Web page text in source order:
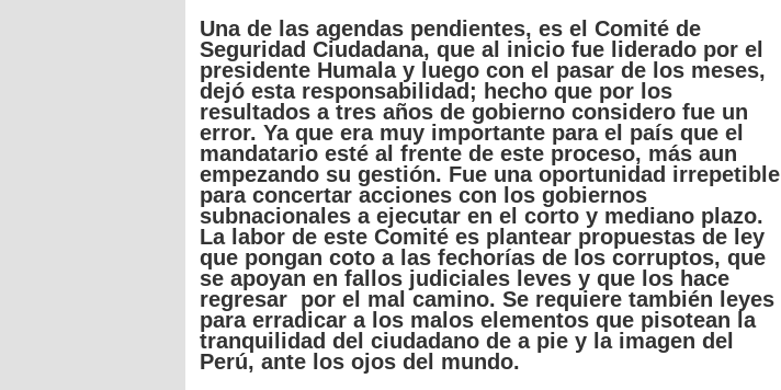
Unade las agendas pendientes, es el Comité de
Seguridad Ciudadana, que al inicio fue liderado por el
presidente Humalay luego con el pasar de los meses,
dejó esta responsabilidad ; hecho que por los
resultados a tres años de gobierno considero fue un
error. Ya que era muy importante parael país que el
mandatario esté al frente de este proceso, más aun
empezando su gestión. Fue una oportunidad irrepetible
para concertar acciones con los gobiernos
subnacionales a ejecutar en el corto y mediano plazo.
La labor de este Comité es plantear propuestas de ley
que pongan coto a las fechorías de los corruptos, que
se apoyan en fallos judiciales leves y que los hace
regresar por el mal camino. Se requiere también leyes
para erradicar a los malos elementos que pisotean la
tranquilidad del ciudadano de a pie y la imagen del
Perú, ante los ojos del mundo.